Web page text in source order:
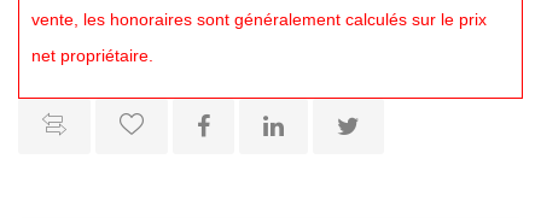
vente, les honoraires sont généralement calculés sur le prix
net propriétaire.